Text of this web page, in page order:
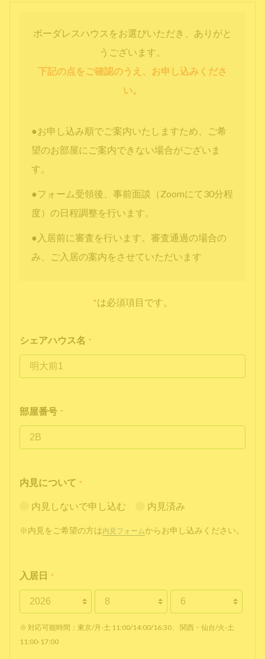
ボーダレスハウスをお選びいただき、ありがと
うございます。
下記の点をご確認のうえ、お申し込みくださ
い。
●お申し込み順でご案内いたしますため、ご希
望のお部屋にご案内できない場合がございま
す。
●フォーム受領後、事前面談（Zoomにて30分程
度）の日程調整を行います。
●入居前に審査を行います。審査通過の場合の
み、ご入居の案内をさせていただいます
*は必須項目です。
シェアハウス名 *
部屋番号 *
内見について *
内見しないで申し込む 内見済み
※内見をご希望の方は 内見フォームからお申し込みください。
入居日 *
※ 対応可能時間：東京/月-土 11:00/14:00/16:30、 関西・仙台/火-土
11:00-17:00